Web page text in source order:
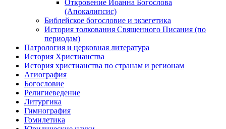
Откровение Иоанна Богослова
(Апокалипсис)
Библейское богословие и экзегетика
История толкования Священного Писания (по
периодам)
Патрология и церковная литература
История Христианства
История христианства по странам и регионам
Агиография
Богословие
Религиеведение
Литургика
Гимнография
Гомилетика